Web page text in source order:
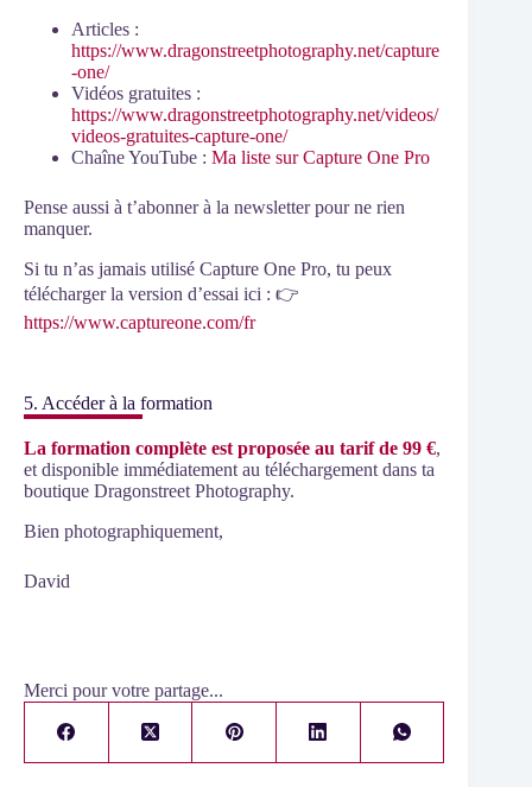
Articles :
https://www.dragonstreetphotography.net/capture
-one/
Vidéos gratuites :
https://www.dragonstreetphotography.net/videos/
videos-gratuites-capture-one/
Chaîne YouTube : Ma liste sur Capture One Pro
Pense aussi à t’abonner à la newsletter pour ne rien
manquer.
Si tu n’as jamais utilisé Capture One Pro, tu peux
télécharger la version d’essai ici : 👉
https://www.captureone.com/fr
5. Accéder à la formation
La formation complète est proposée au tarif de 99 €,
et disponible immédiatement au téléchargement dans ta
boutique Dragonstreet Photography.
Bien photographiquement,
David
Merci pour votre partage...